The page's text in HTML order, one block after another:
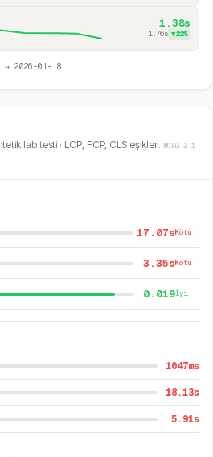
1.38s
1.76s ▼22%
→ 2026-01-18
lab testi · LCP, FCP, CLS eşikleri. WCAG 2.1
17.07sKötü
3.35sKötü
0.019İyi
1047ms
18.13s
5.91s